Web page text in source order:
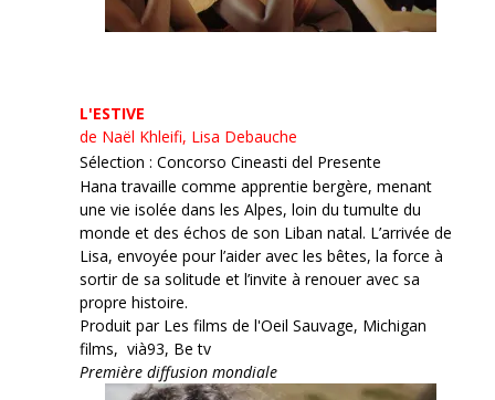
L'ESTIVE
de Naël Khleifi, Lisa Debauche
Sélection : Concorso Cineasti del Presente
Hana travaille comme apprentie bergère, menant
une vie isolée dans les Alpes, loin du tumulte du
monde et des échos de son Liban natal. L’arrivée de
Lisa, envoyée pour l’aider avec les bêtes, la force à
sortir de sa solitude et l’invite à renouer avec sa
propre histoire.
Produit par Les films de l'Oeil Sauvage, Michigan
films, vià93, Be tv
Première diffusion mondiale